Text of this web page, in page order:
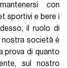
con
sportivi e bere i
il ruolo di
nostra società è
prova di quanto
sul nostro